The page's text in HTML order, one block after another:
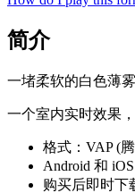
简介
一堵柔软的白色薄
一个室内实时效果
格式：VAP (
Android 和
购买后即时下